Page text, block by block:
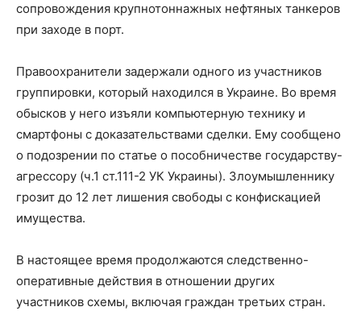
сопровождения крупнотоннажных нефтяных танкеров
при заходе в порт.
Правоохранители задержали одного из участников
группировки, который находился в Украине. Во время
обысков у него изъяли компьютерную технику и
смартфоны с доказательствами сделки. Ему сообщено
о подозрении по статье о пособничестве государству-
агрессору (ч.1 ст.111-2 УК Украины). Злоумышленнику
грозит до 12 лет лишения свободы с конфискацией
имущества.
В настоящее время продолжаются следственно-
оперативные действия в отношении других
участников схемы, включая граждан третьих стран.